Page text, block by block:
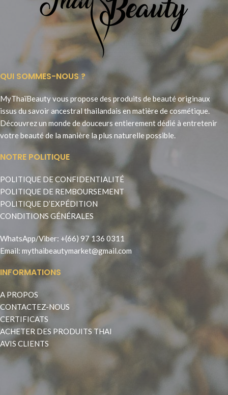
QUI SOMMES-NOUS ?
MyThaïBeauty vous propose des produits de beauté originaux
issus du savoir ancestral thailandais en matière de cosmétique.
Découvrez un monde de douceurs entierement dédié à entretenir
votre beauté de la manière la plus naturelle possible.
NOTRE POLITIQUE
POLITIQUE DE CONFIDENTIALITÉ
POLITIQUE DE REMBOURSEMENT
POLITIQUE D’EXPÉDITION
CONDITIONS GÉNÉRALES
WhatsApp/Viber: +(66) 97 136 0311
Email: mythaibeautymarket@gmail.com
INFORMATIONS
A PROPOS
CONTACTEZ-NOUS
CERTIFICATS
ACHETER DES PRODUITS THAI
AVIS CLIENTS